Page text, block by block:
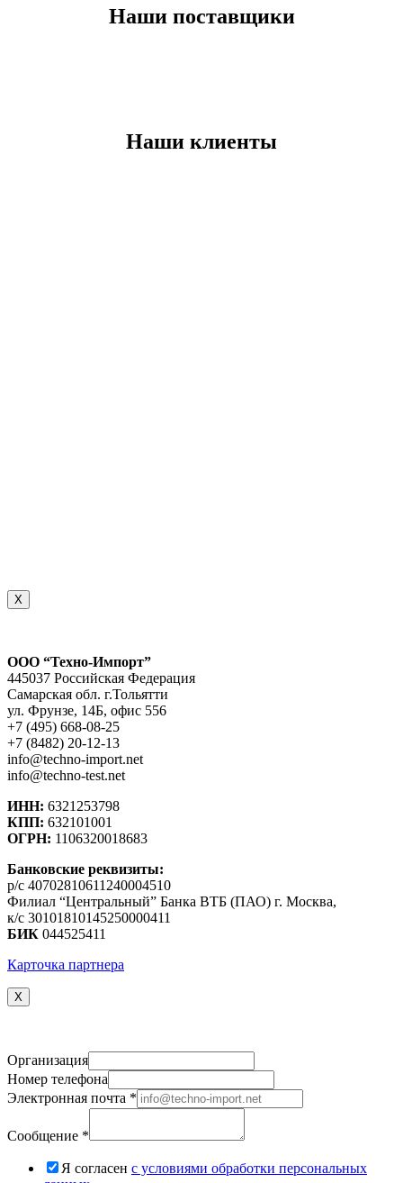
Наши поставщики
Наши клиенты
X
ООО “Техно-Импорт”
445037 Российская Федерация
Самарская обл. г.Тольятти
ул. Фрунзе, 14Б, офис 556
+7 (495) 668-08-25
+7 (8482) 20-12-13
info@techno-import.net
info@techno-test.net
ИНН: 6321253798
КПП: 632101001
ОГРН: 1106320018683
Банковские реквизиты:
р/с 40702810611240004510
Филиал “Центральный” Банка ВТБ (ПАО) г. Москва,
к/с 30101810145250000411
БИК 044525411
Карточка партнера
X
Организация
Номер телефона
Электронная почта *
Сообщение *
Я согласен c условиями обработки персональных